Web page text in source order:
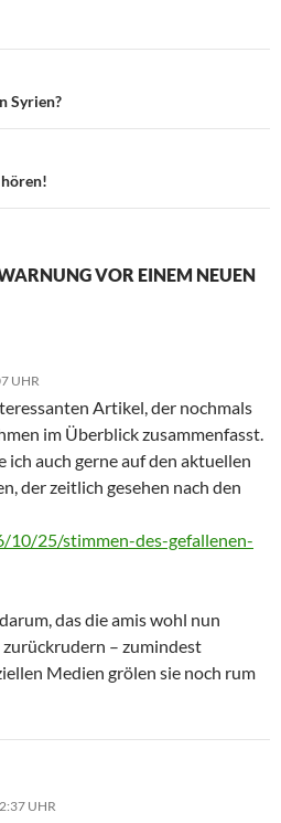
Syrien?
VOR EINEM NEUEN
UHR
Artikel, der nochmals
im Überblick zusammenfasst.
ich auch gerne auf den aktuellen
der zeitlich gesehen nach den
25/stimmen-des-gefallenen-
das die amis wohl nun
zurückrudern – zumindest
Medien grölen sie noch rum
UHR